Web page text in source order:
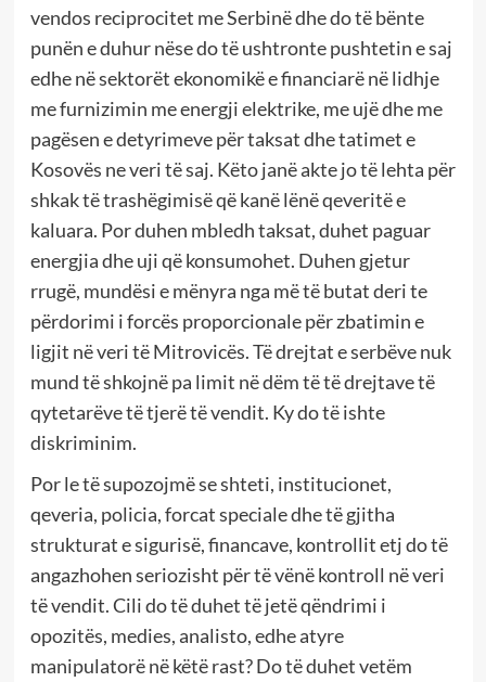
vendos reciprocitet me Serbinë dhe do të bënte
punën e duhur nëse do të ushtronte pushtetin e saj
edhe në sektorët ekonomikë e financiarë në lidhje
me furnizimin me energji elektrike, me ujë dhe me
pagësen e detyrimeve për taksat dhe tatimet e
Kosovës ne veri të saj. Këto janë akte jo të lehta për
shkak të trashëgimisë që kanë lënë qeveritë e
kaluara. Por duhen mbledh taksat, duhet paguar
energjia dhe uji që konsumohet. Duhen gjetur
rrugë, mundësi e mënyra nga më të butat deri te
përdorimi i forcës proporcionale për zbatimin e
ligjit në veri të Mitrovicës. Të drejtat e serbëve nuk
mund të shkojnë pa limit në dëm të të drejtave të
qytetarëve të tjerë të vendit. Ky do të ishte
diskriminim.
Por le të supozojmë se shteti, institucionet,
qeveria, policia, forcat speciale dhe të gjitha
strukturat e sigurisë, financave, kontrollit etj do të
angazhohen seriozisht për të vënë kontroll në veri
të vendit. Cili do të duhet të jetë qëndrimi i
opozitës, medies, analisto, edhe atyre
manipulatorë në këtë rast? Do të duhet vetëm